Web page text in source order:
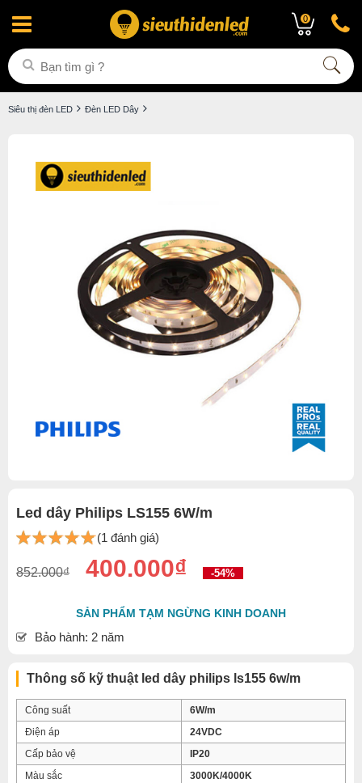
0
Siêu thị đèn LED Đèn LED Dây
Led dây Philips LS155 6W/m
(1 đánh giá)
852.000₫ 400.000₫ -54%
SẢN PHẨM TẠM NGỪNG KINH DOANH
Bảo hành: 2 năm
Thông số kỹ thuật led dây philips ls155 6w/m
Công suất
6W/m
Điện áp
24VDC
Cấp bảo vệ
IP20
Màu sắc
3000K/4000K